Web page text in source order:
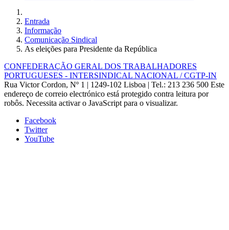
Entrada
Informação
Comunicação Sindical
As eleições para Presidente da República
CONFEDERAÇÃO GERAL DOS TRABALHADORES
PORTUGUESES - INTERSINDICAL NACIONAL / CGTP-IN
Rua Victor Cordon, Nº 1 | 1249-102 Lisboa | Tel.: 213 236 500 Este
endereço de correio electrónico está protegido contra leitura por
robôs. Necessita activar o JavaScript para o visualizar.
Facebook
Twitter
YouTube